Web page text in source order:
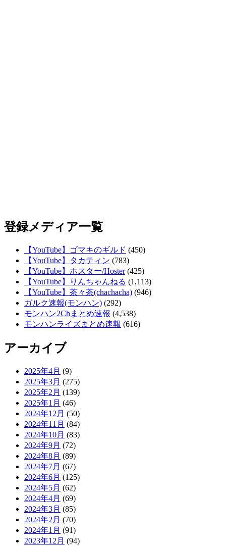
登録メディア一覧
【YouTube】ゴマキのギルド (450)
【YouTube】タカティン (783)
【YouTube】ホスター/Hoster(425)
【YouTube】りんちゃんねる (1,113)
【YouTube】茶々茶(chachacha) (946)
ガルク速報(モンハン) (292)
モンハン2Chまとめ速報 (4,538)
モンハンライズまとめ速報 (616)
アーカイブ
2025年4月 (9)
2025年3月 (275)
2025年2月 (139)
2025年1月 (46)
2024年12月 (50)
2024年11月 (84)
2024年10月 (83)
2024年9月 (72)
2024年8月 (89)
2024年7月 (67)
2024年6月 (125)
2024年5月 (62)
2024年4月 (69)
2024年3月 (85)
2024年2月 (70)
2024年1月 (91)
2023年12月 (94)